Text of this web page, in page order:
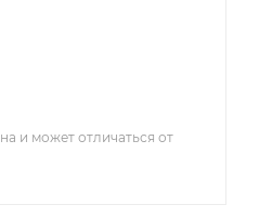
и может отличаться от